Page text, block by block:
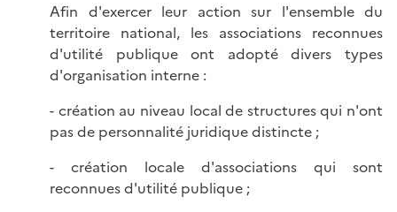
Afin d'exercer leur action sur l'ensemble du
territoire national, les associations reconnues
d'utilité publique ont adopté divers types
d'organisation interne :
- création au niveau local de structures qui n'ont
pas de personnalité juridique distincte ;
- création locale d'associations qui sont
reconnues d'utilité publique ;